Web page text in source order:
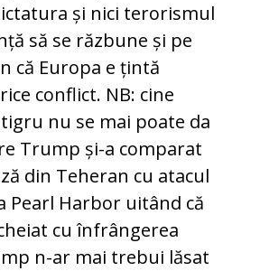
și nici terorismul
să se răzbune și pe
că Europa e țintă
conflict. NB: cine
nu se mai poate da
Trump și-a comparat
din Teheran cu atacul
Pearl Harbor uitând că
cu înfrângerea
n-ar mai trebui lăsat